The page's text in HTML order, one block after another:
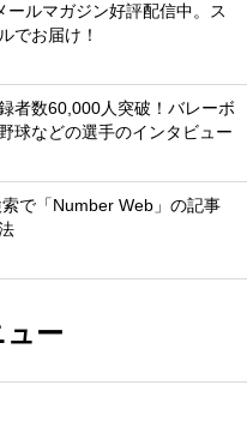
ールマガジン好評配信中。ス
でお届け！
者数60,000人突破！バレーボ
球などの選手のインタビュー
索で「Number Web」の記事
ー